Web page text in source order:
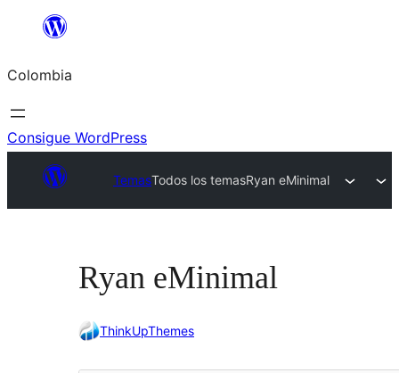
Saltar
contenido
Colombia
Consigue WordPress
TemasTodos los temasRyan eMinimal
Ryan eMinimal
ThinkUpThemes